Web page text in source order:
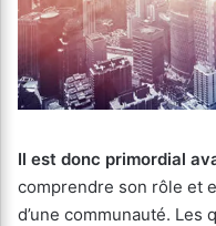
Il est donc primordial
comprendre son rôle et
d’une communauté. Les